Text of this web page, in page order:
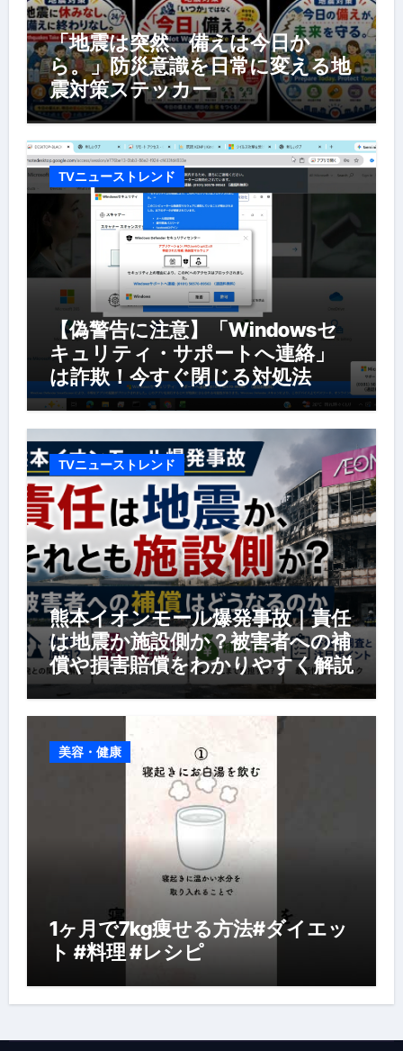
「地震は突然、備えは今日か
ら。」防災意識を日常に変える地
震対策ステッカー
TVニューストレンド
【偽警告に注意】「Windowsセ
キュリティ・サポートへ連絡」
は詐欺！今すぐ閉じる対処法
TVニューストレンド
熊本イオンモール爆発事故｜責任
は地震か施設側か？被害者への補
償や損害賠償をわかりやすく解説
美容・健康
1ヶ月で7kg痩せる方法#ダイエッ
ト #料理 #レシピ